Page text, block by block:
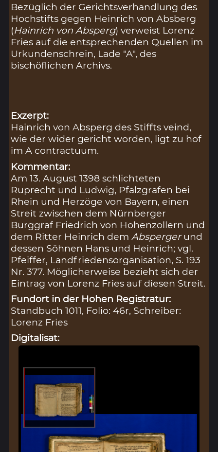
Bezüglich der Gerichtsverhandlung des
Hochstifts gegen Heinrich von Absberg
(Hainrich von Absperg) verweist Lorenz
Fries auf die entsprechenden Quellen im
Urkundenschrein, Lade "A", des
bischöflichen Archivs.
Exzerpt:
Hainrich von Absperg des Stiffts veind,
wie der wider gericht worden, ligt zu hof
im A contractuum.
Kommentar:
Am 13. August 1398 schlichteten
Ruprecht und Ludwig, Pfalzgrafen bei
Rhein und Herzöge von Bayern, einen
Streit zwischen dem Nürnberger
Burggraf Friedrich von Hohenzollern und
dem Ritter Heinrich dem Abspergerund
dessen Söhnen Hans und Heinrich; vgl.
Pfeiffer, Landfriedensorganisation, S. 193
Nr. 377. Möglicherweise bezieht sich der
Eintrag von Lorenz Fries auf diesen Streit.
Fundort in der Hohen Registratur:
Standbuch 1011, Folio: 46r, Schreiber:
Lorenz Fries
Digitalisat: